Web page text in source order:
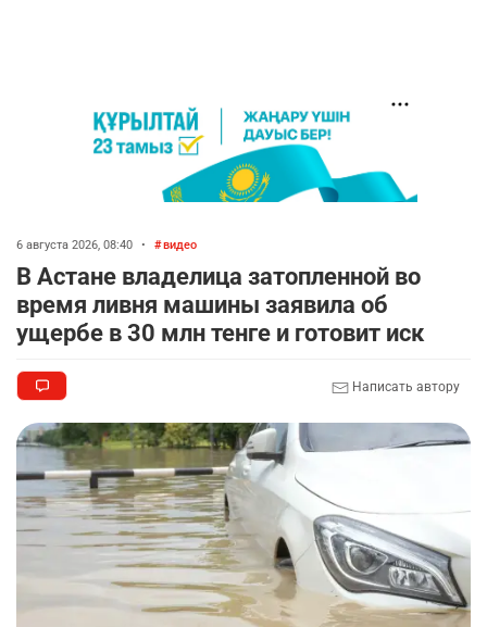
2726 2 39
🚗 Казахстанцев убедили оформить
автокредиты за вознаграждение
8
💻 В школах Казахстана изменили название и
содержание некоторых предметов
2327 3 17
9
2305 2 37
10 🤝 Токаев принял главу холдинга "Байтерек"
2363 1 22
6 августа 2026, 08:40 • видео
В Астане владелица затопленной во
время ливня машины заявила об
ущербе в 30 млн тенге и готовит иск
Написать автору